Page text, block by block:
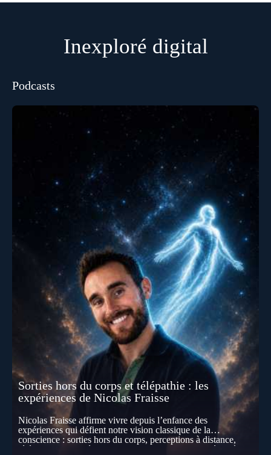
Inexploré digital
Podcasts
Sorties hors du corps et télépathie : les
expériences de Nicolas Fraisse
Nicolas Fraisse affirme vivre depuis l’enfance des
expériences qui défient notre vision classique de la
conscience : sorties hors du corps, perceptions à distance,
télépathie spontanée… Comment accueillir ces phénomènes